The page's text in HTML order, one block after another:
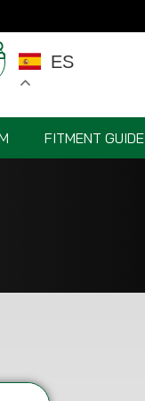
ES
FITMENT GUIDE